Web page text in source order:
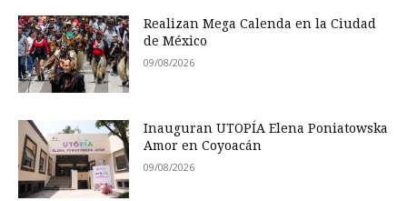
Realizan Mega Calenda en la Ciudad
de México
09/08/2026
Inauguran UTOPÍA Elena Poniatowska
Amor en Coyoacán
09/08/2026